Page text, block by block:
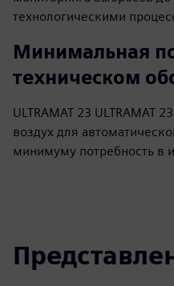
технологическими
Минимальная
техническом
ULTRAMAT 23 ULTRAMAT
воздух для
минимуму потребность в